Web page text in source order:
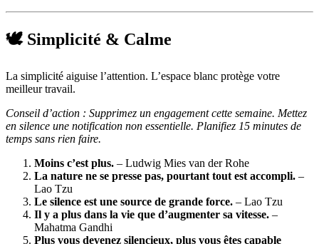
🕊️ Simplicité & Calme
La simplicité aiguise l’attention. L’espace blanc protège votre
meilleur travail.
Conseil d’action : Supprimez un engagement cette semaine. Mettez
en silence une notification non essentielle. Planifiez 15 minutes de
temps sans rien faire.
Moins c’est plus. – Ludwig Mies van der Rohe
La nature ne se presse pas, pourtant tout est accompli. –
Lao Tzu
Le silence est une source de grande force. – Lao Tzu
Il y a plus dans la vie que d’augmenter sa vitesse. –
Mahatma Gandhi
Plus vous devenez silencieux, plus vous êtes capable